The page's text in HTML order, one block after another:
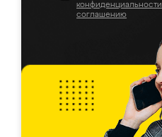
конфиденциальности
соглашению